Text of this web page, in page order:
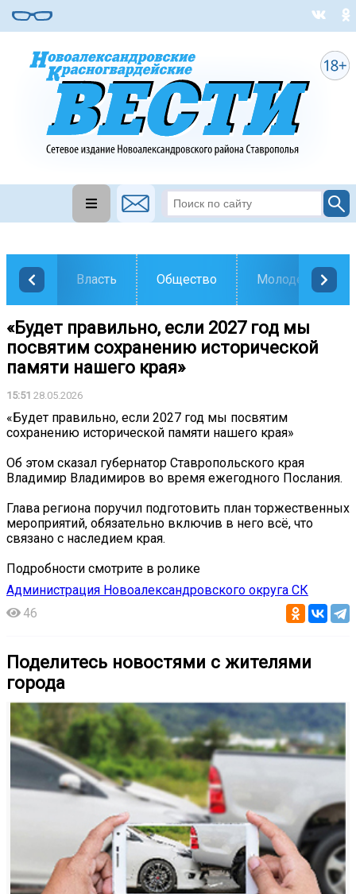
Власть Общество Молодежь
«Будет правильно, если 2027 год мы
посвятим сохранению исторической
памяти нашего края»
15:51 28.05.2026
«Будет правильно, если 2027 год мы посвятим
сохранению исторической памяти нашего края»
Об этом сказал губернатор Ставропольского края
Владимир Владимиров во время ежегодного Послания.
Глава региона поручил подготовить план торжественных
мероприятий, обязательно включив в него всё, что
связано с наследием края.
Подробности смотрите в ролике
Администрация Новоалександровского округа СК
46
Поделитесь новостями с жителями
города